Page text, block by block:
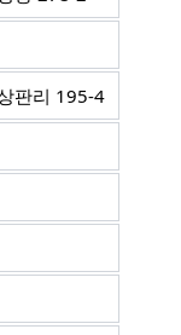
판리 195-4